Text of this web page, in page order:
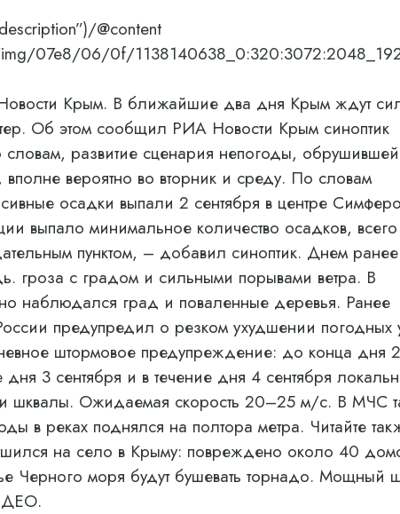
@content
img/07e8/06/0f/
Крым. В ближайшие два дня Крым ждут
Об этом сообщил РИА Новости Крым синоптик
развитие сценария непогоды,
вероятно во вторник и среду. По словам
осадки выпали 2 сентября в центре
выпало минимальное количество осадков,
пунктом, – добавил синоптик. Днем ранее
с градом и сильными порывами ветра. В
наблюдался град и поваленные деревья. Ранее
предупредил о резком ухудшении погодных
штормовое предупреждение: до конца дня 2
3 сентября и в течение дня 4 сентября
шквалы. Ожидаемая скорость 20–25 м/с. В МЧС
в реках поднялся на полтора метра. Читайте
на село в Крыму: повреждено около 40
моря будут бушевать торнадо. Мощный